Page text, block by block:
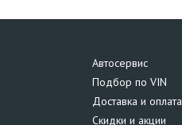
Автосервис
Подбор по VIN
Доставка и оплата
Скидки и акции